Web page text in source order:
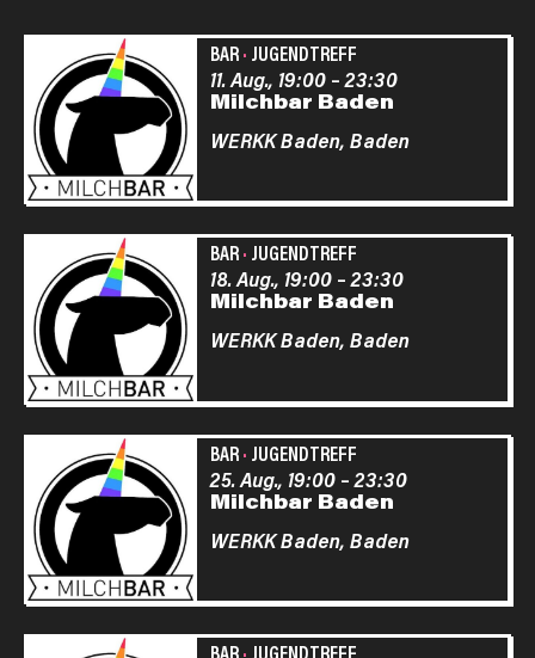
BAR· JUGENDTREFF
Milchbar Baden
11. Aug., 19:00–23:30
WERKK Baden, Baden
BAR· JUGENDTREFF
Milchbar Baden
18. Aug., 19:00–23:30
WERKK Baden, Baden
BAR· JUGENDTREFF
Milchbar Baden
25. Aug., 19:00–23:30
WERKK Baden, Baden
BAR· JUGENDTREFF